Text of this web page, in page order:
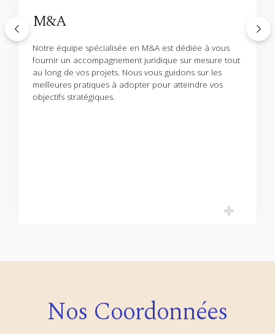
M&A
Notre équipe spécialisée en M&A est dédiée à vous
fournir un accompagnement juridique sur mesure tout
au long de vos projets. Nous vous guidons sur les
meilleures pratiques à adopter pour atteindre vos
objectifs stratégiques.
Nos Coordonnées